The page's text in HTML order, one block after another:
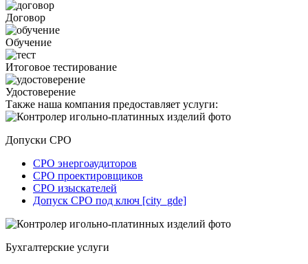
Договор
Обучение
Итоговое тестирование
Удостоверение
Также наша компания предоставляет услуги:
Допуски СРО
СРО энергоаудиторов
СРО проектировщиков
СРО изыскателей
Допуск СРО под ключ [city_gde]
Бухгалтерские услуги